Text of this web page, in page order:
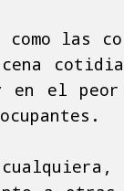
como las
en el